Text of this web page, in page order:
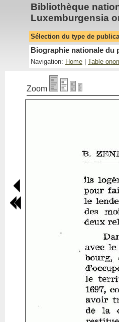
Bibliothèque
Luxemburgensia
Sélection du type de
Biographie nationale du
Navigation: Home Table
Zoom